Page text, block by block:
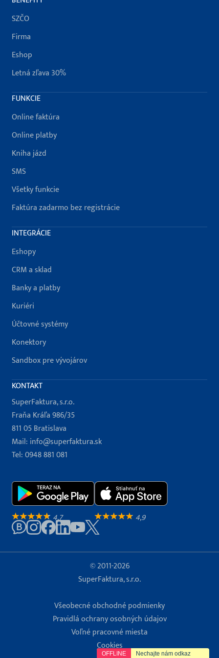
SZČO
Firma
Eshop
Letná zľava 30%
FUNKCIE
Online faktúra
Online platby
Kniha jázd
SMS
Všetky funkcie
Faktúra zadarmo bez registrácie
INTEGRÁCIE
Eshopy
CRM a sklad
Banky a platby
Kuriéri
Účtovné systémy
Konektory
Sandbox pre vývojárov
KONTAKT
SuperFaktura, s.r.o.
Fraňa Kráľa 986/35
811 05 Bratislava
Mail: info@superfaktura.sk
Tel:0948 881 081
4,7 4,9
© 2011-2026
SuperFaktura, s.r.o.
Všeobecné obchodné podmienky
Pravidlá ochrany osobných údajov
Voľné pracovné miesta
Cookies
OFFLINE Nechajte nám odkaz